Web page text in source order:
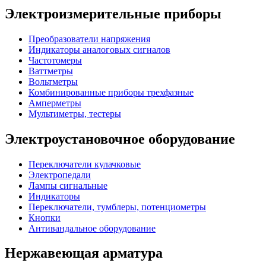
Электроизмерительные приборы
Преобразователи напряжения
Индикаторы аналоговых сигналов
Частотомеры
Ваттметры
Вольтметры
Комбинированные приборы трехфазные
Амперметры
Мультиметры, тестеры
Электроустановочное оборудование
Переключатели кулачковые
Электропедали
Лампы сигнальные
Индикаторы
Переключатели, тумблеры, потенциометры
Кнопки
Антивандальное оборудование
Нержавеющая арматура